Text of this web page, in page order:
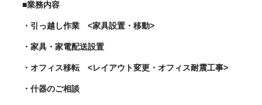
■業務内容
・引っ越し作業 <家具設置・移動>
・家具・家電配送設置
・オフィス移転 <レイアウト変更・オフィス耐震工事>
・什器のご相談